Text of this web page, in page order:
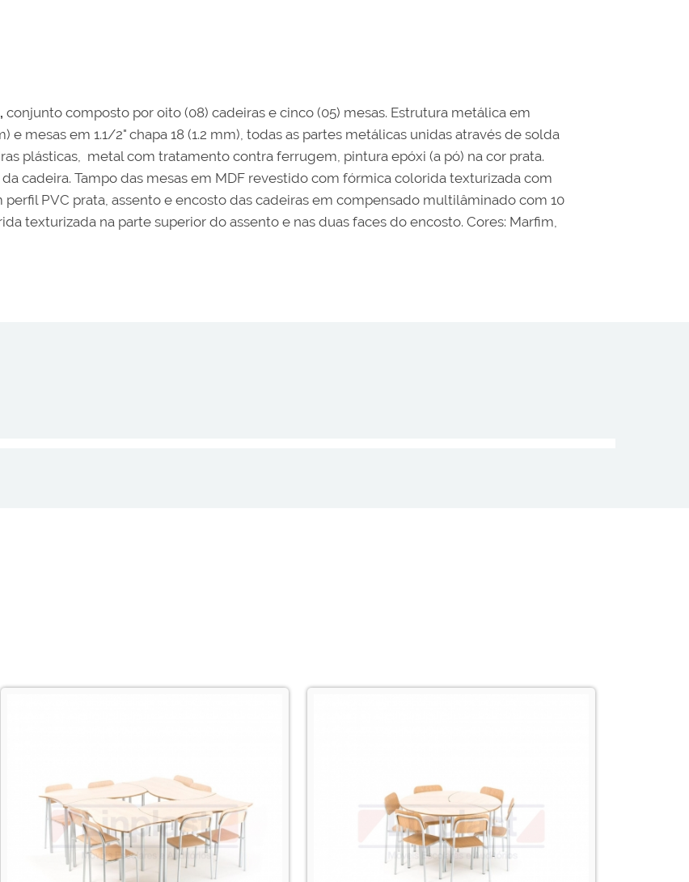
conjunto composto por oito (08) cadeiras e cinco (05) mesas. Estrutura metálica em
e mesas em 1.1/2" chapa 18 (1.2 mm), todas as partes metálicas unidas através de solda
plásticas, metal com tratamento contra ferrugem, pintura epóxi (a pó) na cor prata.
cadeira. Tampo das mesas em MDF revestido com fórmica colorida texturizada com
PVC prata, assento e encosto das cadeiras em compensado multilâminado com 10
texturizada na parte superior do assento e nas duas faces do encosto. Cores: Marfim,